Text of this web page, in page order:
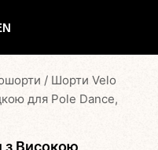
/ Шорти Velo
для Pole Dance,
з Високою